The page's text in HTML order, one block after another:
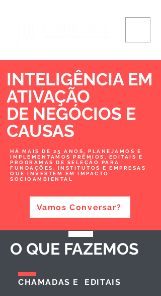
INTELIGÊNCIA EM
ATIVAÇÃO
DE NEGÓCIOS E
CAUSAS
HÁ MAIS DE 25 ANOS, PLANEJAMOS E
IMPLEMENTAMOS PRÊMIOS, EDITAIS E
PROGRAMAS DE SELEÇÃO PARA
FUNDAÇÕES, INSTITUTOS E EMPRESAS
QUE INVESTEM EM IMPACTO
SOCIOAMBIENTAL
Vamos Conversar?
O QUE FAZEMOS
CHAMADAS E EDITAIS